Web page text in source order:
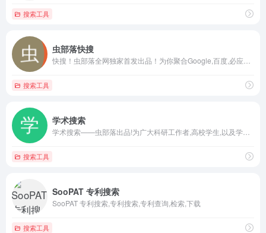
搜索工具
虫部落快搜
搜索工具
学术搜索
搜索工具
SooPAT 专利搜索
SooPAT 专利搜索,专利搜索,专利查询,检索,下载
搜索工具